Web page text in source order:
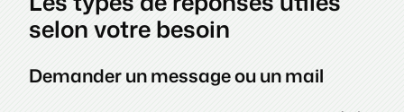
selon votre besoin
Demander un message ou un mail